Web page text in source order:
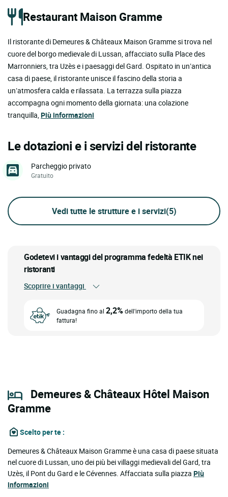
Restaurant Maison Gramme
Il ristorante di Demeures & Châteaux Maison Gramme si trova nel
cuore del borgo medievale di Lussan, affacciato sulla Place des
Marronniers, tra Uzès e i paesaggi del Gard. Ospitato in un’antica
casa di paese, il ristorante unisce il fascino della storia a
un’atmosfera calda e rilassata. La terrazza sulla piazza
accompagna ogni momento della giornata: una colazione
tranquilla, Più informazioni
Le dotazioni e i servizi del ristorante
Parcheggio privato
Gratuito
Vedi tutte le strutture e i servizi(5)
Godetevi i vantaggi del programma fedeltà ETIK nei
ristoranti
Scoprire i vantaggi
Guadagna fino al 2,2%dell'importo della tua
fattura!
Demeures & Châteaux Hôtel Maison
Gramme
Scelto per te :
Demeures & Châteaux Maison Gramme è una casa di paese situata
nel cuore di Lussan, uno dei più bei villaggi medievali del Gard, tra
Uzès, il Pont du Gard e le Cévennes. Affacciata sulla piazza Più
informazioni